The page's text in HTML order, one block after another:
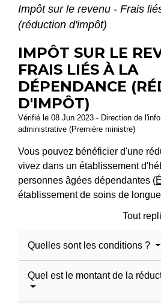
Impôt sur le revenu - Frais
(réduction d'impôt)
IMPÔT SUR LE
FRAIS LIÉS À LA
DÉPENDANCE
D'IMPÔT)
Vérifié le 08 Jun 2023 - Direction de
administrative (Première ministre)
Vous pouvez bénéficier d'une
vivez dans un établissement
personnes âgées dépendantes (
établissement de soins de
Tout
Quelles sont les conditions ?
Quel est le montant de la